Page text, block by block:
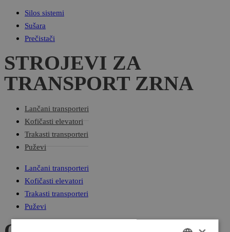
Silos sistemi
Sušara
Prečistači
STROJEVI ZA
TRANSPORT ZRNA
Lančani transporteri
Kofičasti elevatori
Trakasti transporteri
Puževi
Lančani transporteri
Kofičasti elevatori
Trakasti transporteri
Puževi